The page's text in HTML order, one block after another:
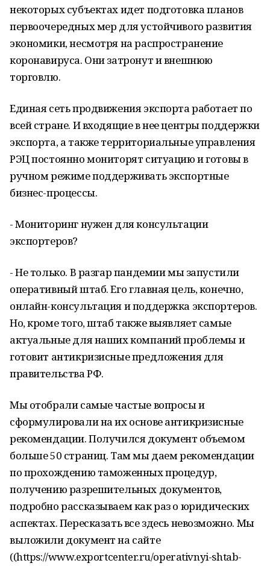
некоторых субъектах идет подготовка планов
первоочередных мер для устойчивого развития
экономики, несмотря на распространение
коронавируса. Они затронут и внешнюю
торговлю.
Единая сеть продвижения экспорта работает по
всей стране. И входящие в нее центры поддержки
экспорта, а также территориальные управления
РЭЦ постоянно мониторят ситуацию и готовы в
ручном режиме поддерживать экспортные
бизнес-процессы.
- Мониторинг нужен для консультации
экспортеров?
- Не только. В разгар пандемии мы запустили
оперативный штаб. Его главная цель, конечно,
онлайн-консультация и поддержка экспортеров.
Но, кроме того, штаб также выявляет самые
актуальные для наших компаний проблемы и
готовит антикризисные предложения для
правительства РФ.
Мы отобрали самые частые вопросы и
сформулировали на их основе антикризисные
рекомендации. Получился документ объемом
больше 50 страниц. Там мы даем рекомендации
по прохождению таможенных процедур,
получению разрешительных документов,
подробно рассказываем как раз о юридических
аспектах. Пересказать все здесь невозможно. Мы
выложили документ на сайте
((https://www.exportcenter.ru/operativnyi-shtab-